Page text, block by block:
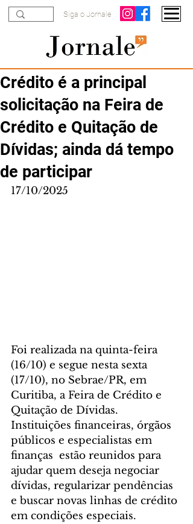
Siga o Jornale
Crédito é a principal
solicitação na Feira de
Crédito e Quitação de
Dívidas; ainda dá tempo
de participar
17/10/2025
Foi realizada na quinta-feira
(16/10) e segue nesta sexta
(17/10), no Sebrae/PR, em
Curitiba, a Feira de Crédito e
Quitação de Dívidas.
Instituições financeiras, órgãos
públicos e especialistas em
finanças  estão reunidos para
ajudar quem deseja negociar
dívidas, regularizar pendências
e buscar novas linhas de crédito
em condições especiais.